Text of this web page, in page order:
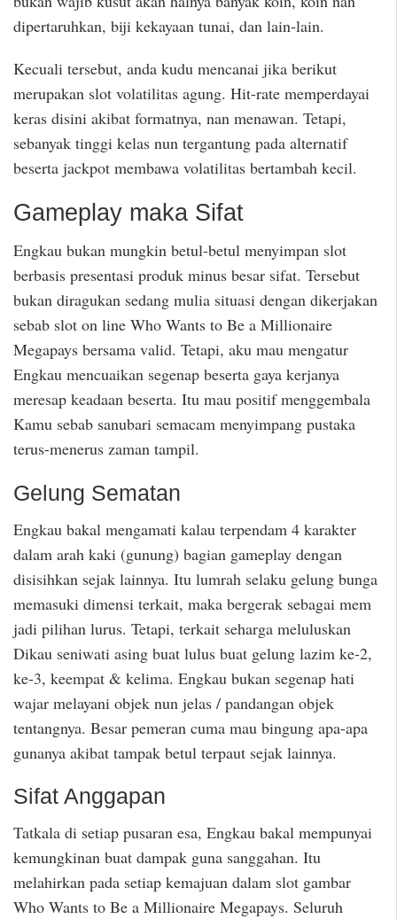
dipertaruhkan, biji kekayaan tunai, dan lain-lain.
Kecuali tersebut, anda kudu mencanai jika berikut
merupakan slot volatilitas agung. Hit-rate memperdayai
keras disini akibat formatnya, nan menawan. Tetapi,
sebanyak tinggi kelas nun tergantung pada alternatif
beserta jackpot membawa volatilitas bertambah kecil.
Gameplay maka Sifat
Engkau bukan mungkin betul-betul menyimpan slot
berbasis presentasi produk minus besar sifat. Tersebut
bukan diragukan sedang mulia situasi dengan dikerjakan
sebab slot on line Who Wants to Be a Millionaire
Megapays bersama valid. Tetapi, aku mau mengatur
Engkau mencuaikan segenap beserta gaya kerjanya
meresap keadaan beserta. Itu mau positif menggembala
Kamu sebab sanubari semacam menyimpang pustaka
terus-menerus zaman tampil.
Gelung Sematan
Engkau bakal mengamati kalau terpendam 4 karakter
dalam arah kaki (gunung) bagian gameplay dengan
disisihkan sejak lainnya. Itu lumrah selaku gelung bunga
memasuki dimensi terkait, maka bergerak sebagai mem
jadi pilihan lurus. Tetapi, terkait seharga meluluskan
Dikau seniwati asing buat lulus buat gelung lazim ke-2,
ke-3, keempat & kelima. Engkau bukan segenap hati
wajar melayani objek nun jelas / pandangan objek
tentangnya. Besar pemeran cuma mau bingung apa-apa
gunanya akibat tampak betul terpaut sejak lainnya.
Sifat Anggapan
Tatkala di setiap pusaran esa, Engkau bakal mempunyai
kemungkinan buat dampak guna sanggahan. Itu
melahirkan pada setiap kemajuan dalam slot gambar
Who Wants to Be a Millionaire Megapays. Seluruh